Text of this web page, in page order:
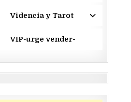
Videncia y Tarot
VIP-urge vender-